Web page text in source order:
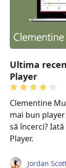
Ultima
Player
Clementine
mai bun
să încerci?
Player.
Jordan